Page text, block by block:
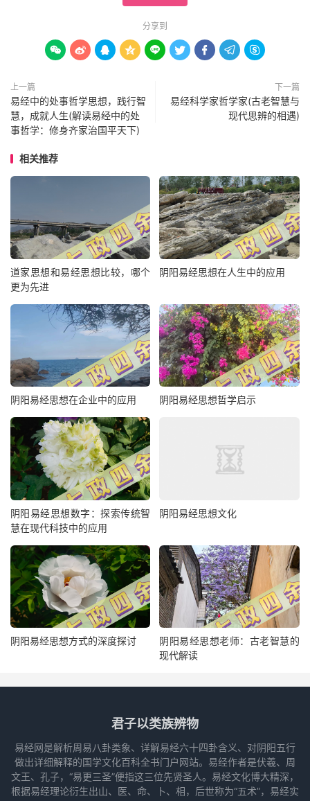
分享到
        
上一篇
易经中的处事哲学思想，践行智
慧，成就人生(解读易经中的处
事哲学：修身齐家治国平天下)
下一篇
易经科学家哲学家(古老智慧与
现代思辨的相遇)
相关推荐
道家思想和易经思想比较，哪个
更为先进
阴阳易经思想在人生中的应用
阴阳易经思想在企业中的应用 阴阳易经思想哲学启示
阴阳易经思想数字：探索传统智
慧在现代科技中的应用
阴阳易经思想文化
阴阳易经思想方式的深度探讨
阴阳易经思想老师：古老智慧的
现代解读
君子以类族辨物
易经网是解析周易八卦类象、详解易经六十四卦含义、对阴阳五行
做出详细解释的国学文化百科全书门户网站。易经作者是伏羲、周
文王、孔子，“易更三圣”便指这三位先贤圣人。易经文化博大精深，
根据易经理论衍生出山、医、命、卜、相，后世称为“五术”，易经实